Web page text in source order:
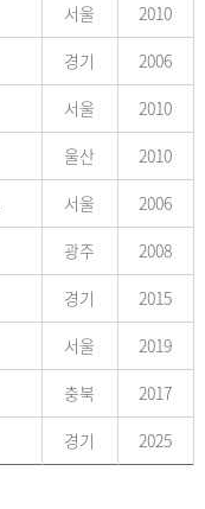
서울
2010
경기
2006
서울
2010
울산
2010
서울
2006
광주 2008
경기
2015
서울
2019
충북
2017
경기 2025